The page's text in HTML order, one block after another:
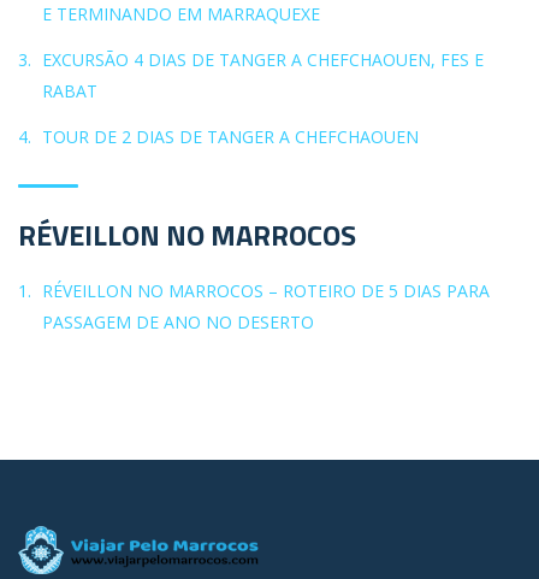
E TERMINANDO EM MARRAQUEXE
EXCURSÃO 4 DIAS DE TANGER A CHEFCHAOUEN, FES E
RABAT
TOUR DE 2 DIAS DE TANGER A CHEFCHAOUEN
RÉVEILLON NO MARROCOS
RÉVEILLON NO MARROCOS – ROTEIRO DE 5 DIAS PARA
PASSAGEM DE ANO NO DESERTO